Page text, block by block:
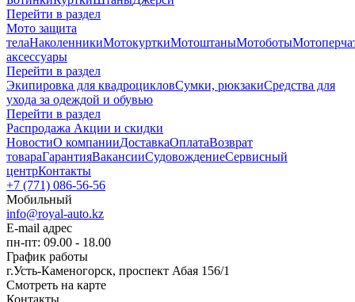
Перейти в раздел
Мото защита
телаНаколенникиМотокурткиМотоштаныМотоботы
аксессуары
Перейти в раздел
Экипировка для квадроцикловСумки, рюкзакиСредства для
ухода за одеждой и обувью
Перейти в раздел
Распродажа Акции и скидки
НовостиО компанииДоставкаОплатаВозврат
товараГарантияВакансииСудовождениеСервисный
центрКонтакты
+7 (771) 086-56-56
Мобильный
info@royal-auto.kz
E-mail адрес
пн-пт: 09.00 - 18.00
График работы
г.Усть-Каменогорск, проспект Абая 156/1
Смотреть на карте
Контакты